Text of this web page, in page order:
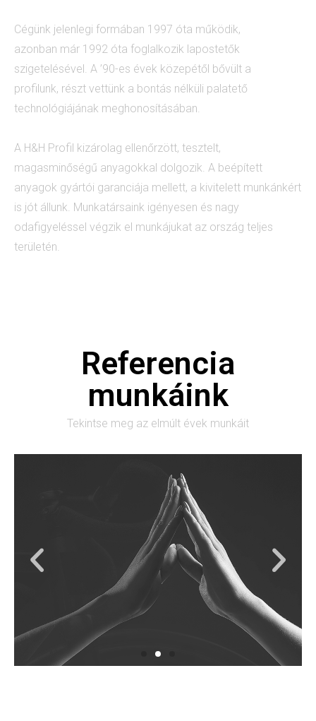
Cégünk jelenlegi formában 1997 óta működik,
azonban már 1992 óta foglalkozik lapostetők
szigetelésével. A ’90-es évek közepétől bővült a
profilunk, részt vettünk a bontás nélküli palatető
technológiájának meghonosításában.
A H&H Profil kizárolag ellenőrzött, tesztelt,
magasminőségű anyagokkal dolgozik. A beépített
anyagok gyártói garanciája mellett, a kivitelett munkánkért
is jót állunk. Munkatársaink igényesen és nagy
odafigyeléssel végzik el munkájukat az ország teljes
területén.
Referencia
munkáink
Tekintse meg az elmúlt évek munkáit